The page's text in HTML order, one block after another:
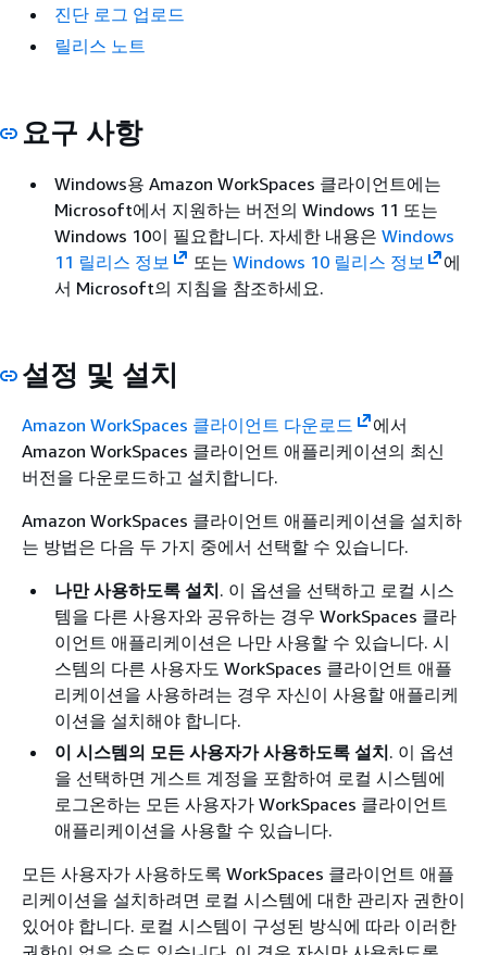
진단 로그 업로드
릴리스 노트
요구 사항
Windows용 Amazon WorkSpaces 클라이언트에는
Microsoft에서 지원하는 버전의 Windows 11 또는
Windows 10이 필요합니다. 자세한 내용은 Windows
11 릴리스 정보
또는 Windows 10 릴리스 정보
에
서 Microsoft의 지침을 참조하세요.
설정 및 설치
Amazon WorkSpaces 클라이언트 다운로드
에서
Amazon WorkSpaces 클라이언트 애플리케이션의 최신
버전을 다운로드하고 설치합니다.
Amazon WorkSpaces 클라이언트 애플리케이션을 설치하
는 방법은 다음 두 가지 중에서 선택할 수 있습니다.
나만 사용하도록 설치. 이 옵션을 선택하고 로컬 시스
템을 다른 사용자와 공유하는 경우 WorkSpaces 클라
이언트 애플리케이션은 나만 사용할 수 있습니다. 시
스템의 다른 사용자도 WorkSpaces 클라이언트 애플
리케이션을 사용하려는 경우 자신이 사용할 애플리케
이션을 설치해야 합니다.
이 시스템의 모든 사용자가 사용하도록 설치. 이 옵션
을 선택하면 게스트 계정을 포함하여 로컬 시스템에
로그온하는 모든 사용자가 WorkSpaces 클라이언트
애플리케이션을 사용할 수 있습니다.
모든 사용자가 사용하도록 WorkSpaces 클라이언트 애플
리케이션을 설치하려면 로컬 시스템에 대한 관리자 권한이
있어야 합니다. 로컬 시스템이 구성된 방식에 따라 이러한